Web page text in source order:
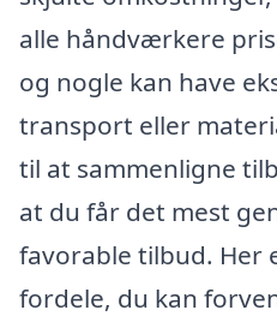
alle håndværkere
og nogle kan have
transport eller
til at sammenligne
at du får det mest
favorable tilbud. Her
fordele, du kan